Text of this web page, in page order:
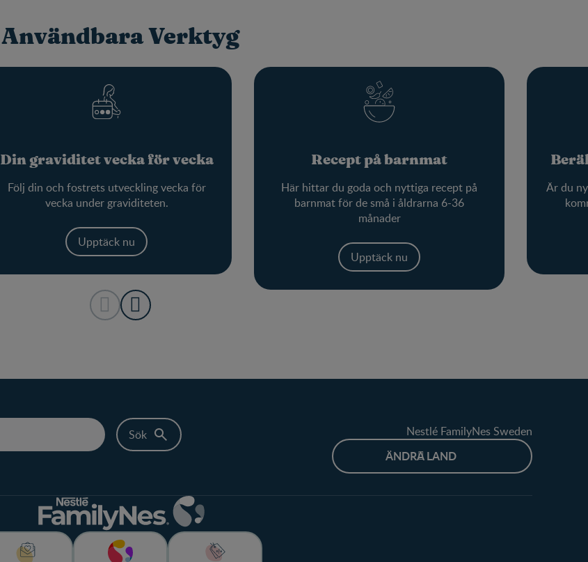
Användbara Verktyg
Din graviditet vecka för vecka
Följ din och fostrets utveckling vecka för
vecka under graviditeten.
Upptäck nu
Recept på barnmat
Här hittar du goda och nyttiga recept på
barnmat för de små i åldrarna 6-36
månader
Upptäck nu
Är du
Nestlé FamilyNes Sweden
ÄNDRA LAND